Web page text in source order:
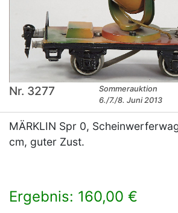
Nr. 3277
Sommerauktion
6./7./8. Juni 2013
MÄRKLIN Spr 0,
cm, guter Zust.
Ergebnis: 160,00 €